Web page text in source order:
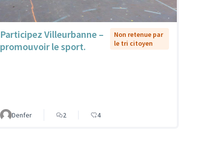
Participez Villeurbanne –
promouvoir le sport.
Non retenue par
le tri citoyen
Denfer 2 4